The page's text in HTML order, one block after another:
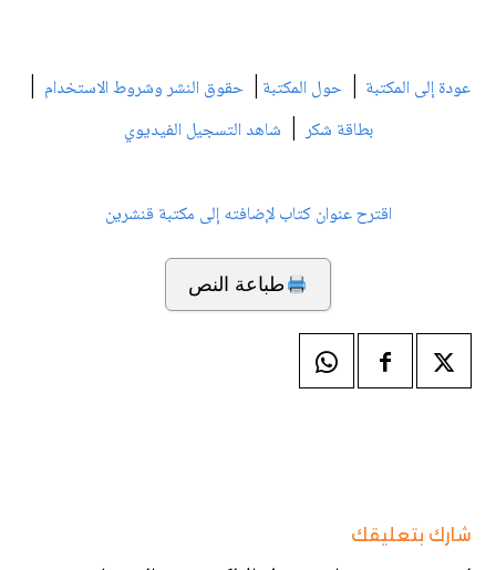
عودة إلى المكتبة | حول المكتبة | حقوق النشر وشروط الاستخدام |
بطاقة شكر| شاهد التسجيل الفيديوي
اقترح عنوان كتاب لإضافته إلى مكتبة قنشرين
طباعة النص
شارك بتعليقك